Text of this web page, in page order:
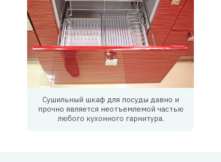
Сушильный шкаф для посуды давно и
прочно является неотъемлемой частью
любого кухонного гарнитура.